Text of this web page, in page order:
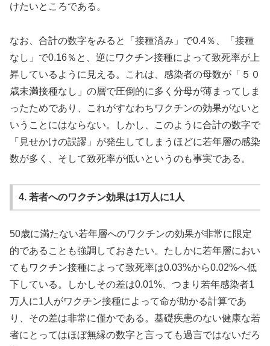
けたいところである。
なお、合計の数字をみると「接種済み」で0.4％、「接種
なし」で0.16％と、逆にワクチン接種によって致死率が上
昇しているように見える。これは、感染者の母数が「５０
歳未満接種なし」の層で圧倒的に多く分母が薄まってしま
ったためであり、これがすなわちワクチンの効果がないと
いうことにはならない。しかし、このように合計の数字で
「見せかけの誤謬」が発生してしまうほどに若年層の感染
数が多く、そして致死率が低いというのも事実である。
4. 若者へのワクチン効果は1万人に1人
50歳に満たない若年層へのワクチンの効果が非常に限定
的であることも強調しておきたい。たしかに若年層におい
てもワクチン接種によって致死率は0.03%から0.02%へ低
下している。しかしその差は0.01%、つまり若年感染者1
万人に1人がワクチン接種によって命が助かる計算であ
り、その差は非常に僅かである。基礎疾患のない健康な若
者にとってはほぼ無縁の数字と言っても過言ではないだろ